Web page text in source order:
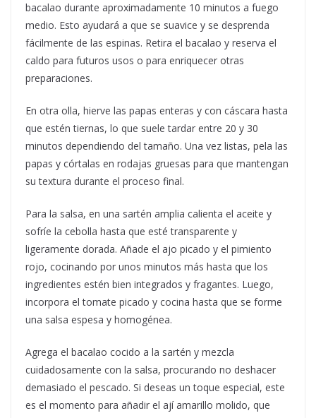
bacalao durante aproximadamente 10 minutos a fuego
medio. Esto ayudará a que se suavice y se desprenda
fácilmente de las espinas. Retira el bacalao y reserva el
caldo para futuros usos o para enriquecer otras
preparaciones.
En otra olla, hierve las papas enteras y con cáscara hasta
que estén tiernas, lo que suele tardar entre 20 y 30
minutos dependiendo del tamaño. Una vez listas, pela las
papas y córtalas en rodajas gruesas para que mantengan
su textura durante el proceso final.
Para la salsa, en una sartén amplia calienta el aceite y
sofríe la cebolla hasta que esté transparente y
ligeramente dorada. Añade el ajo picado y el pimiento
rojo, cocinando por unos minutos más hasta que los
ingredientes estén bien integrados y fragantes. Luego,
incorpora el tomate picado y cocina hasta que se forme
una salsa espesa y homogénea.
Agrega el bacalao cocido a la sartén y mezcla
cuidadosamente con la salsa, procurando no deshacer
demasiado el pescado. Si deseas un toque especial, este
es el momento para añadir el ají amarillo molido, que